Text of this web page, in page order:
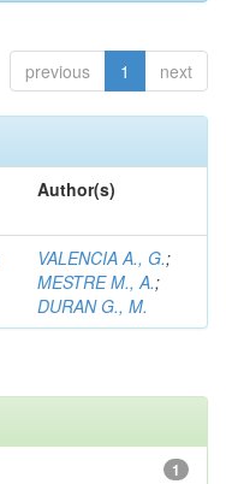
previous 1 next
Author(s)
VALENCIA A., G.;
MESTRE M., A.;
DURAN G., M.
1